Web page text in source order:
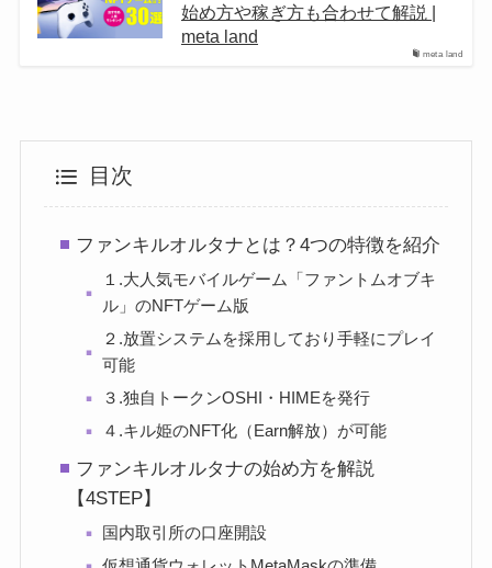
meta land
始め方や稼ぎ方も合わせて解説 |
meta land
目次
ファンキルオルタナとは？4つの特徴を紹介
１.大人気モバイルゲーム「ファントムオブキ
ル」のNFTゲーム版
２.放置システムを採用しており手軽にプレイ
可能
３.独自トークンOSHI・HIMEを発行
４.キル姫のNFT化（Earn解放）が可能
ファンキルオルタナの始め方を解説
【4STEP】
国内取引所の口座開設